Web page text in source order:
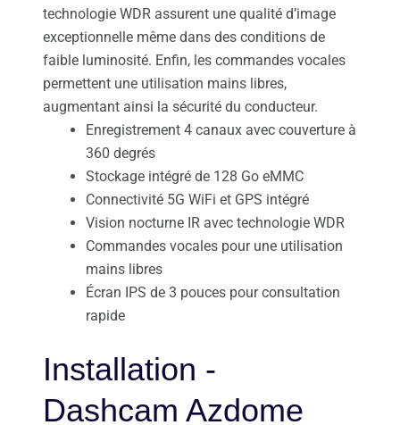
technologie WDR assurent une qualité d’image
exceptionnelle même dans des conditions de
faible luminosité. Enfin, les commandes vocales
permettent une utilisation mains libres,
augmentant ainsi la sécurité du conducteur.
Enregistrement 4 canaux avec couverture à
360 degrés
Stockage intégré de 128 Go eMMC
Connectivité 5G WiFi et GPS intégré
Vision nocturne IR avec technologie WDR
Commandes vocales pour une utilisation
mains libres
Écran IPS de 3 pouces pour consultation
rapide
Installation -
Dashcam Azdome